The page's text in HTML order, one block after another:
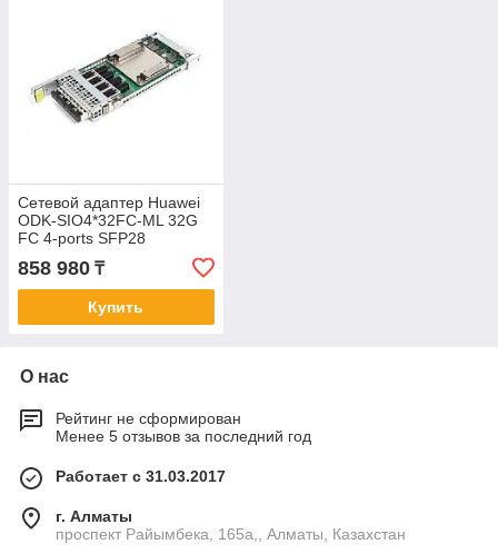
Сетевой адаптер Huawei
ODK-SIO4*32FC-ML 32G
FC 4-ports SFP28
858 980 ₸
Купить
О нас
Рейтинг не сформирован
Менее 5 отзывов за последний год
Работает с 31.03.2017
г. Алматы
проспект Райымбека, 165а,, Алматы, Казахстан